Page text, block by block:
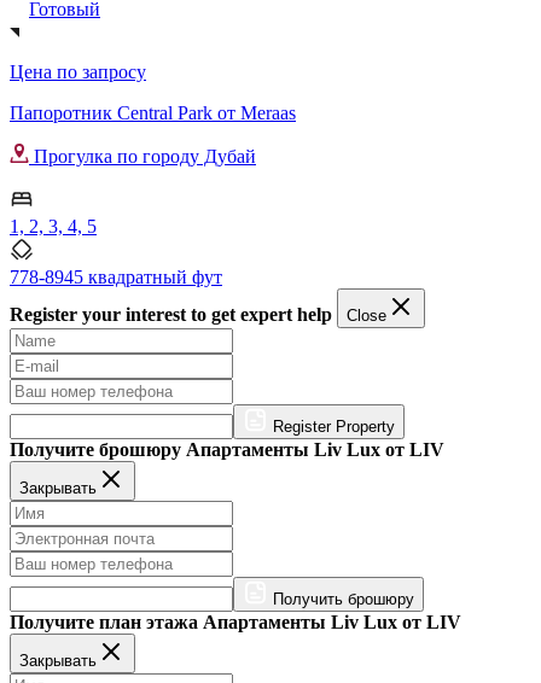
Готовый
Цена по запросу
Папоротник Central Park от Meraas
Прогулка по городу Дубай
1, 2, 3, 4, 5
778-8945 квадратный фут
Register your interest to get expert help
Close
Register Property
Получите брошюру Апартаменты Liv Lux от LIV
Закрывать
Получить брошюру
Получите план этажа Апартаменты Liv Lux от LIV
Закрывать